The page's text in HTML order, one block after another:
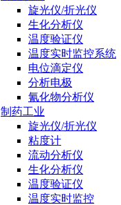
旋光仪/折光仪
生化分析仪
温度验证仪
温度实时监控系统
电位滴定仪
分析电极
氰化物分析仪
制药工业
旋光仪/折光仪
粘度计
流动分析仪
生化分析仪
温度验证仪
温度实时监控